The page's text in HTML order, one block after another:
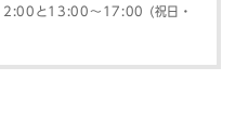
12:00と13:00～17:00 (祝日・